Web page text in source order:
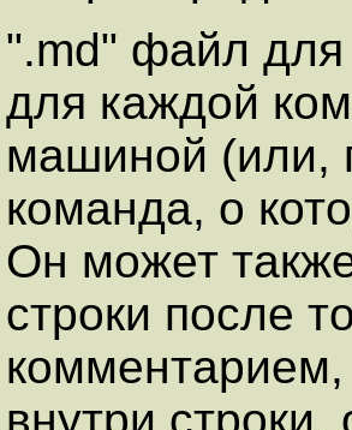
".md" файл
для каждой
машиной (или,
команда, о
Он может
строки после
комментарием,
внутри